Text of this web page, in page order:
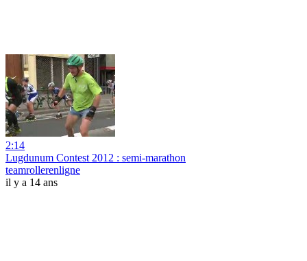
2:14
Lugdunum Contest 2012 : semi-marathon
teamrollerenligne
il y a 14 ans